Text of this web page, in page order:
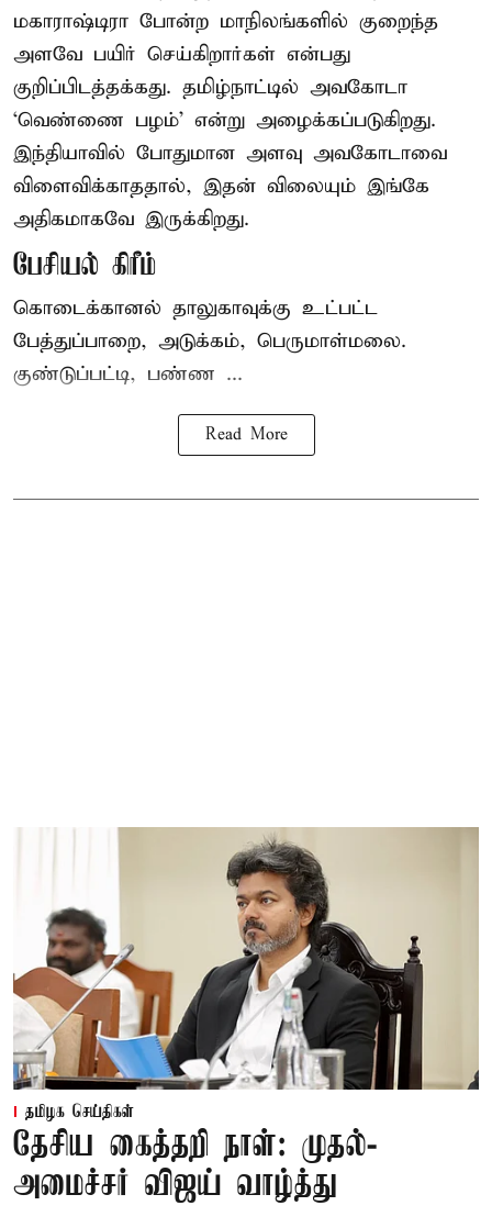
மகாராஷ்டிரா போன்ற மாநிலங்களில் குறைந்த
அளவே பயிர் செய்கிறார்கள் என்பது
குறிப்பிடத்தக்கது. தமிழ்நாட்டில் அவகோடா
‘வெண்ணை பழம்’ என்று அழைக்கப்படுகிறது.
இந்தியாவில் போதுமான அளவு அவகோடாவை
விளைவிக்காததால், இதன் விலையும் இங்கே
அதிகமாகவே இருக்கிறது.
பேசியல் கிரீம்
கொடைக்கானல் தாலுகாவுக்கு உட்பட்ட
பேத்துப்பாறை, அடுக்கம், பெருமாள்மலை.
குண்டுப்பட்டி, பண்ண ...
Read More
தமிழக செய்திகள்
தேசிய கைத்தறி நாள்: முதல்-
அமைச்சர் விஜய் வாழ்த்து